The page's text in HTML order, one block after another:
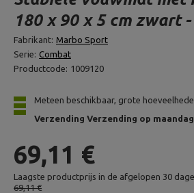
180 x 90 x 5 cm zwart
Fabrikant: Marbo Sport
Serie: Combat
Productcode: 1009120
Meteen beschikbaar, grote
Verzending Verzending op maandag
69,11 €
Laagste productprijs in de afgelopen 30
69,11 €